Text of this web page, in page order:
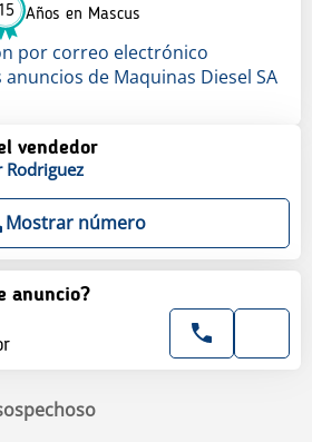
Años en Mascus
por correo electrónico
de Maquinas Diesel SA
vendedor
Rodriguez
Mostrar número
anuncio?